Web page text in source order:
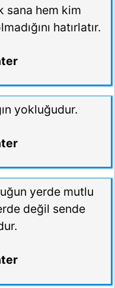
sana hem kim
hatırlatır.
yokluğudur.
yerde mutlu
değil sende